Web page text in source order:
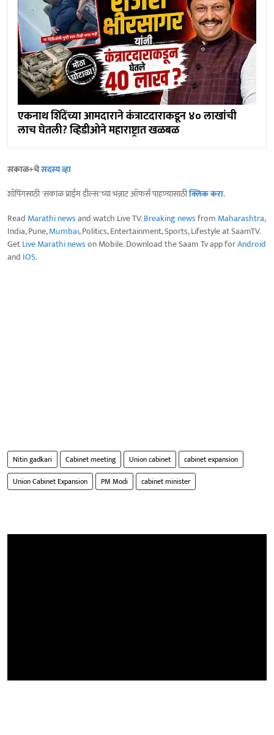
एकनाथ शिंदेंच्या आमदाराने कंत्राटदाराकडून ४० लाखांची
लाच घेतली? व्हिडीओने महाराष्ट्रात खळबळ
सकाळ+चेसदस्य व्हा
शॉपिंगसाठी 'सकाळ प्राईम डील्स'च्या भन्नाट ऑफर्स पाहण्यासाठीक्लिक करा.
Read Marathi newsand watch Live TV.Breaking newsfrom Maharashtra,
India, Pune,Mumbai, Politics, Entertainment, Sports, Lifestyle at SaamTV.
GetLive Marathi newson Mobile. Download the Saam Tv app forAndroid
and IOS.
Nitin gadkari Cabinet meeting Union cabinet
cabinet expansion
Union Cabinet Expansion
PM Modi cabinet minister